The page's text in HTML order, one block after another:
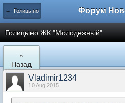
← Голицыно
Голицыно ЖК "Молодежный"
«
Назад
Vladimir1234
10 Aug 2015